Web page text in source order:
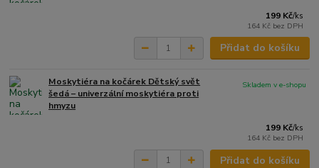
199 Kč/ks
164 Kč bez DPH
Přidat do košíku
Moskytiéra na kočárek Dětský svět
šedá – univerzální moskytiéra proti
hmyzu
199 Kč/ks
164 Kč bez DPH
Skladem v e-shopu
Přidat do košíku